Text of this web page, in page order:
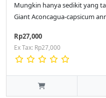
Mungkin hanya sedikit yang
Giant Aconcagua-capsicum
Rp27,000
Ex Tax: Rp27,000